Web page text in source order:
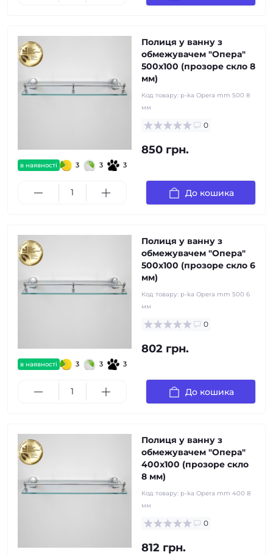
в наявності 3 3 3
Полиця у ванну з
обмежувачем "Опера"
500x100 (прозоре скло 8
мм)
Код товару: p-ka Opera mm 500 8
мм
0
850 грн.
До кошика
в наявності 3 3 3
Полиця у ванну з
обмежувачем "Опера"
500x100 (прозоре скло 6
мм)
Код товару: p-ka Opera mm 500 6
мм
0
802 грн.
До кошика
Полиця у ванну з
обмежувачем "Опера"
400x100 (прозоре скло
8 мм)
Код товару: p-ka Opera mm 400 8
мм
0
812 грн.